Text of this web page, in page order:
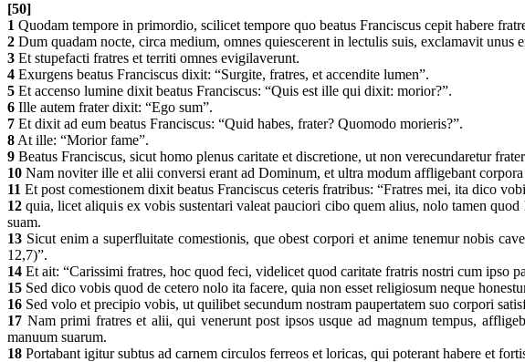
[50]
1 Quodam tempore in primordio, scilicet tempore quo beatus Franciscus cepit habere
2 Dum quadam nocte, circa medium, omnes quiescerent in lectulis suis, exclamavit unus
3 Et stupefacti fratres et territi omnes evigilaverunt.
4 Exurgens beatus Franciscus dixit: “Surgite, fratres, et accendite lumen”.
5 Et accenso lumine dixit beatus Franciscus: “Quis est ille qui dixit: morior?”.
6 Ille autem frater dixit: “Ego sum”.
7 Et dixit ad eum beatus Franciscus: “Quid habes, frater? Quomodo morieris?”.
8 At ille: “Morior fame”.
9 Beatus Franciscus, sicut homo plenus caritate et discretione, ut non verecundaretur
10 Nam noviter ille et alii conversi erant ad Dominum, et ultra modum affligebant corpora
11 Et post comestionem dixit beatus Franciscus ceteris fratribus: “Fratres mei, ita dico
12 quia, licet aliquis ex vobis sustentari valeat pauciori cibo quem alius, nolo tamen
suam.
13 Sicut enim a superfluitate comestionis, que obest corpori et anime tenemur nobis
12,7)”.
14 Et ait: “Carissimi fratres, hoc quod feci, videlicet quod caritate fratris nostri cum ipso
15 Sed dico vobis quod de cetero nolo ita facere, quia non esset religiosum neque
16 Sed volo et precipio vobis, ut quilibet secundum nostram paupertatem suo corpori
17 Nam primi fratres et alii, qui venerunt post ipsos usque ad magnum tempus,
manuum suarum.
18 Portabant igitur subtus ad carnem circulos ferreos et loricas, qui poterant habere et